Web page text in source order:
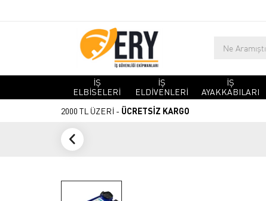
İŞ
ELBİSELERİ
İŞ
ELDİVENLERİ
İŞ
AYAKKABILARI
2000 TL ÜZERİ - ÜCRETSİZ KARGO